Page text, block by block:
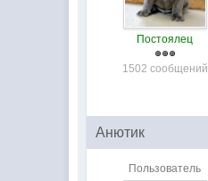
Постоялец
1502 сообщений
Анютик
Пользователь